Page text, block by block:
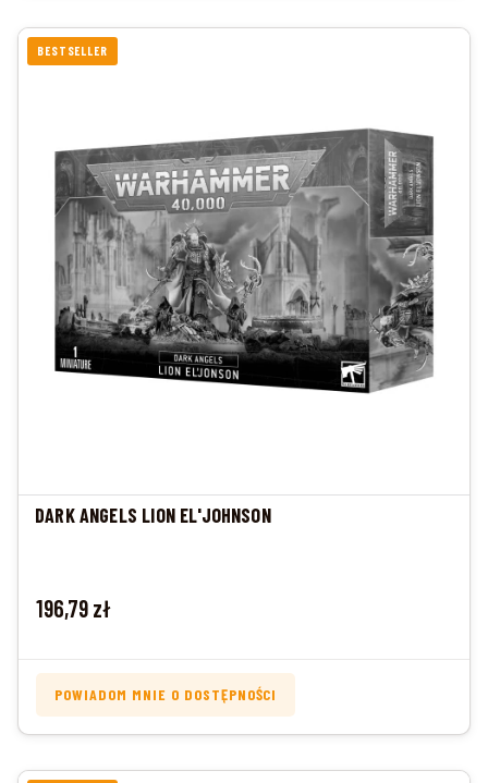
BESTSELLER
DARK ANGELS LION EL'JOHNSON
Cena
196,79 zł
POWIADOM MNIE O DOSTĘPNOŚCI